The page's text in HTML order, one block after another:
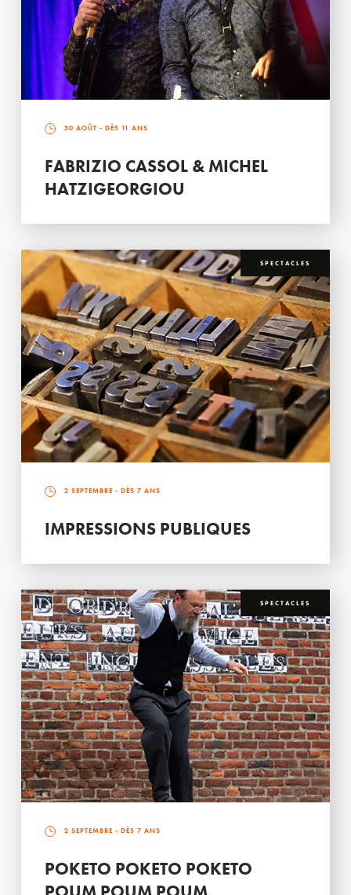
30 AOÛT - DÈS 11 ANS
FABRIZIO CASSOL & MICHEL
HATZIGEORGIOU
SPECTACLES
2 SEPTEMBRE - DÈS 7 ANS
IMPRESSIONS PUBLIQUES
SPECTACLES
2 SEPTEMBRE - DÈS 7 ANS
POKETO POKETO POKETO